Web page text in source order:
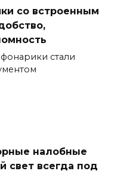
со встроенным
стали
налобные
свет всегда под